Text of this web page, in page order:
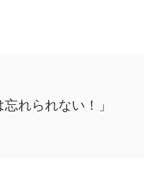
れられない！」